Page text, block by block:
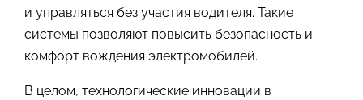
и управляться без участия водителя. Такие
системы позволяют повысить безопасность и
комфорт вождения электромобилей.
В целом, технологические инновации в